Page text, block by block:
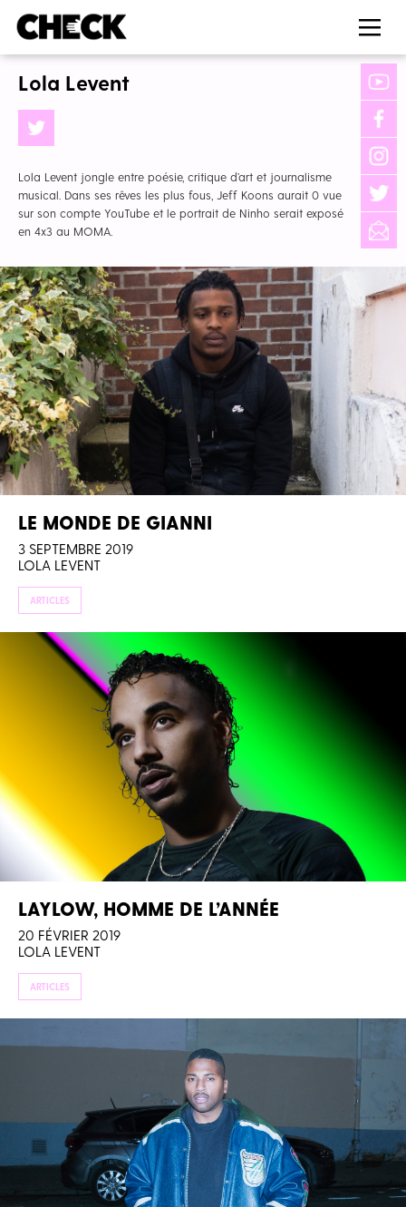
Lola Levent
Lola Levent jongle entre poésie, critique d’art et journalisme
musical. Dans ses rêves les plus fous, Jeff Koons aurait 0 vue
sur son compte YouTube et le portrait de Ninho serait exposé
en 4x3 au MOMA.
LE MONDE DE GIANNI
3 SEPTEMBRE 2019
LOLA LEVENT
ARTICLES
LAYLOW, HOMME DE L’ANNÉE
20 FÉVRIER 2019
LOLA LEVENT
ARTICLES